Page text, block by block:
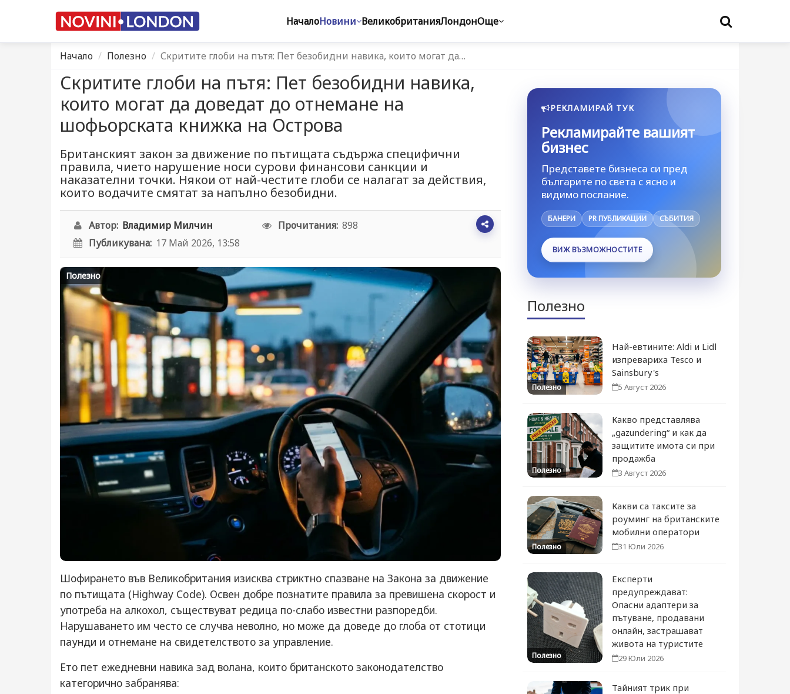
НачалоНовини ВеликобританияЛондонОще
Начало Полезно Скритите глоби на пътя: Пет безобидни навика, които могат да…
Скритите глоби на пътя: Пет безобидни навика,
които могат да доведат до отнемане на
шофьорската книжка на Острова
Британският закон за движение по пътищата съдържа специфични
правила, чието нарушение носи сурови финансови санкции и
наказателни точки. Някои от най-честите глоби се налагат за действия,
които водачите смятат за напълно безобидни.
Автор: Владимир Милчин Прочитания: 898
Публикувана: 17 Май 2026, 13:58
Полезно
Шофирането във Великобритания изисква стриктно спазване на Закона за движение
по пътищата (Highway Code). Освен добре познатите правила за превишена скорост и
употреба на алкохол, съществуват редица по-слабо известни разпоредби.
Нарушаването им често се случва неволно, но може да доведе до глоба от стотици
паунди и отнемане на свидетелството за управление.
Ето пет ежедневни навика зад волана, които британското законодателство
категорично забранява:
РЕКЛАМИРАЙ ТУК
Рекламирайте вашият
бизнес
Представете бизнеса си пред
българите по света с ясно и
видимо послание.
БАНЕРИ PR ПУБЛИКАЦИИ СЪБИТИЯ
ВИЖ ВЪЗМОЖНОСТИТЕ
Полезно
Полезно
Най-евтините: Aldi и Lidl
изпревариха Tesco и
Sainsbury's
5 Август 2026
Полезно
Какво представлява
„gazundering“ и как да
защитите имота си при
продажба
3 Август 2026
Полезно
Какви са таксите за
роуминг на британските
мобилни оператори
31 Юли 2026
Полезно
Експерти
предупреждават:
Опасни адаптери за
пътуване, продавани
онлайн, застрашават
живота на туристите
29 Юли 2026
Тайният трик при